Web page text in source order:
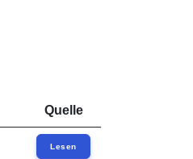
Quelle
Lesen